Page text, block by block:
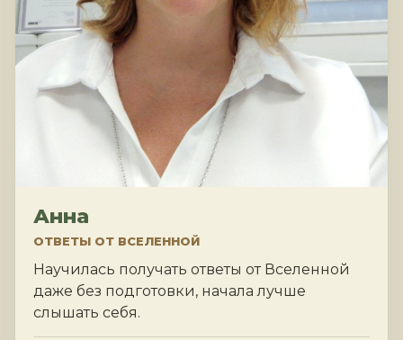
Анна
ОТВЕТЫ ОТ ВСЕЛЕННОЙ
Научилась получать ответы от Вселенной
даже без подготовки, начала лучше
слышать себя.